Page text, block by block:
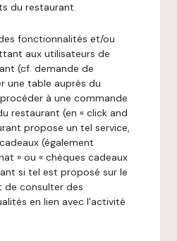
du restaurant.
fonctionnalités et/ou
aux utilisateurs de
(cf. demande de
une table auprès du
à une commande
restaurant (en « click and
propose un tel service,
(également
» ou « chèques cadeaux
si tel est proposé sur le
de consulter des
en lien avec l'activité